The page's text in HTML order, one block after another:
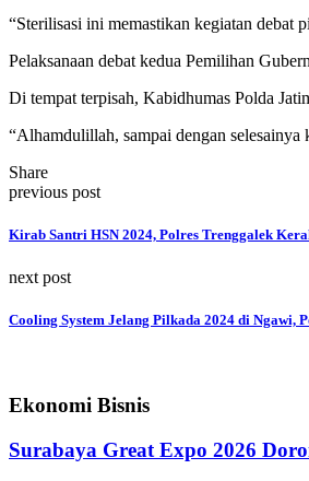
“Sterilisasi ini memastikan kegiatan debat
Pelaksanaan debat kedua Pemilihan
Di tempat terpisah, Kabidhumas Polda
“Alhamdulillah, sampai dengan
Share
previous post
Kirab Santri HSN 2024, Polres Trenggalek
next post
Cooling System Jelang Pilkada 2024 di Ngawi,
Ekonomi Bisnis
Surabaya Great Expo 2026